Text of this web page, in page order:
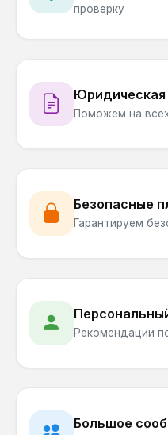
проверку
Поможем на
Безопасные
Гарантируем
Рекомендации
Большое